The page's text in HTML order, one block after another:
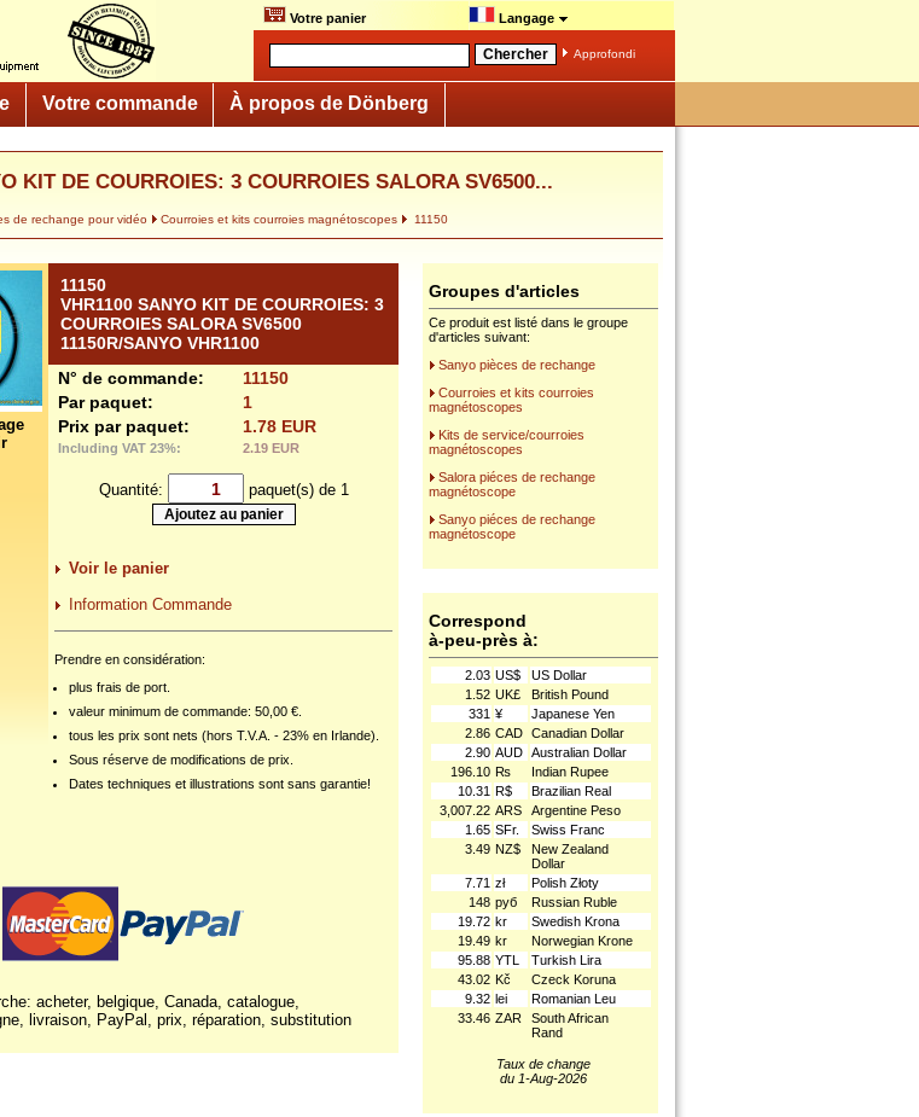
Votre panier Langage
Approfondi
Votre commande À propos de Dönberg
KIT DE COURROIES: 3 COURROIES SALORA SV6500...
de rechange pour vidéo Courroies et kits courroies magnétoscopes 11150
11150
VHR1100 SANYO KIT DE COURROIES: 3
COURROIES SALORA SV6500
11150R/SANYO VHR1100
N° de commande:
11150
Par paquet:
1
Prix par paquet:
1.78 EUR
Including VAT 23%: 2.19 EUR
Quantité: paquet(s) de 1
Voir le panier
Information Commande
Prendre en considération:
plus frais de port.
valeur minimum de commande: 50,00 €.
tous les prix sont nets (hors T.V.A. - 23% en Irlande).
Sous réserve de modifications de prix.
Dates techniques et illustrations sont sans garantie!
acheter, belgique, Canada, catalogue,
livraison, PayPal, prix, réparation, substitution
Groupes d'articles
Ce produit est listé dans le groupe
d'articles suivant:
Sanyo pièces de rechange
Courroies et kits courroies
magnétoscopes
Kits de service/courroies
magnétoscopes
Salora piéces de rechange
magnétoscope
Sanyo piéces de rechange
magnétoscope
Correspond
à-peu-près à:
2.03 US$
US Dollar
1.52 UK£
British Pound
331 ¥
Japanese Yen
2.86 CAD Canadian Dollar
2.90 AUD Australian Dollar
196.10 ₨
Indian Rupee
10.31 R$
Brazilian Real
3,007.22 ARS
Argentine Peso
1.65 SFr.
Swiss Franc
3.49 NZ$
New Zealand
Dollar
7.71 zł
Polish Złoty
148 руб
Russian Ruble
19.72 kr
Swedish Krona
19.49 kr
Norwegian Krone
95.88 YTL
Turkish Lira
43.02 Kč
Czeck Koruna
9.32 lei
Romanian Leu
33.46 ZAR
South African
Rand
Taux de change
du 1-Aug-2026